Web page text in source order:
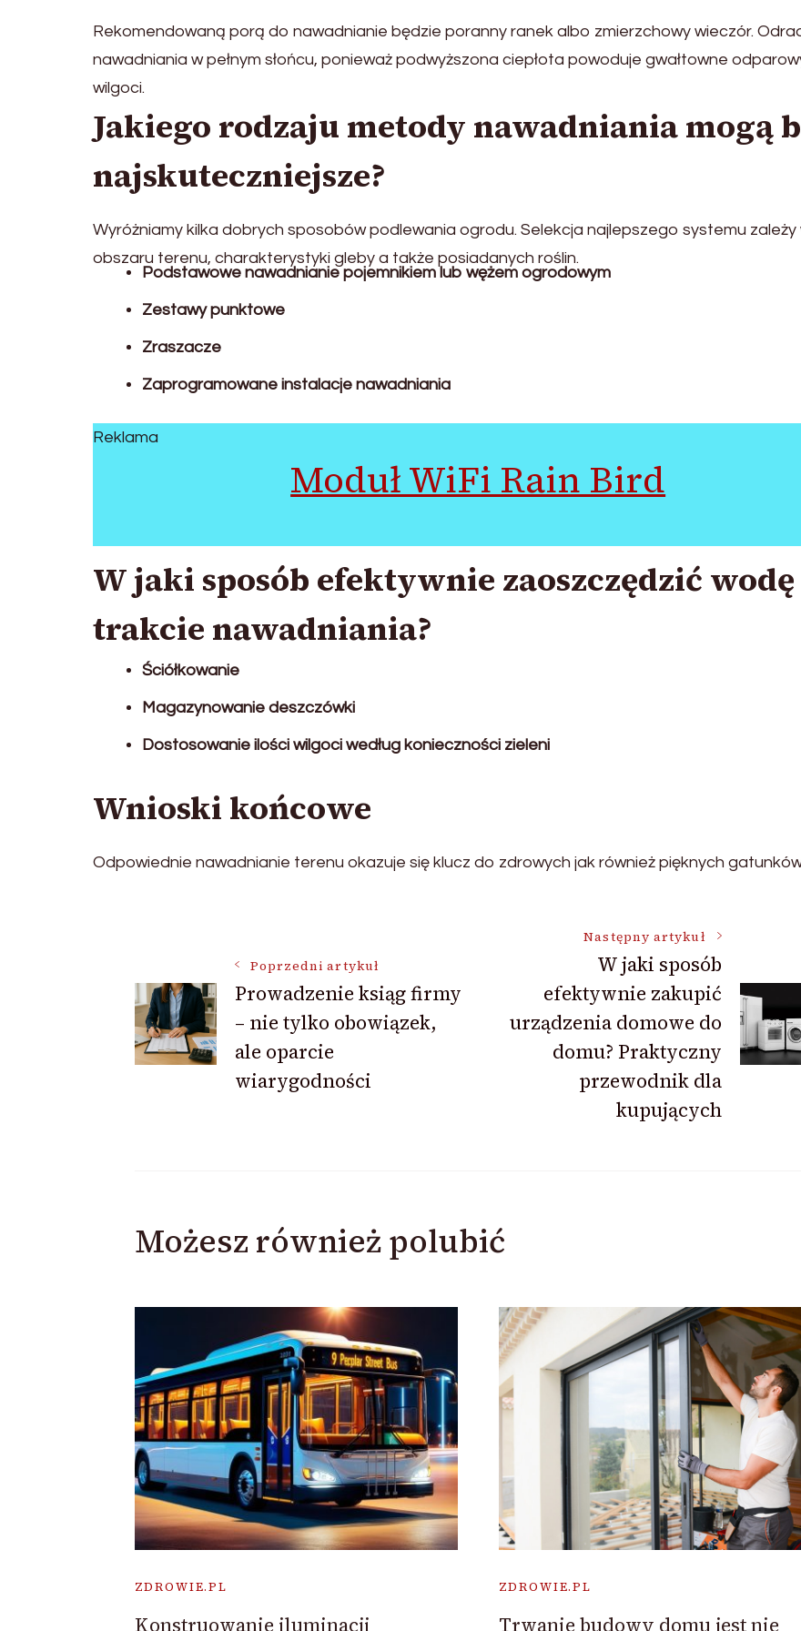
Rekomendowaną porą do nawadnianie będzie poranny ranek albo zmierzchowy wieczór.
nawadniania w pełnym słońcu, ponieważ podwyższona ciepłota powoduje gwałtowne
wilgoci.
Jakiego rodzaju metody nawadniania mogą
najskuteczniejsze?
Wyróżniamy kilka dobrych sposobów podlewania ogrodu. Selekcja najlepszego systemu zależy
obszaru terenu, charakterystyki gleby a także posiadanych roślin.
Podstawowe nawadnianie pojemnikiem lub wężem ogrodowym
Zestawy punktowe
Zraszacze
Zaprogramowane instalacje nawadniania
Reklama
Moduł WiFi Rain Bird
W jaki sposób efektywnie zaoszczędzić
trakcie nawadniania?
Ściółkowanie
Magazynowanie deszczówki
Dostosowanie ilości wilgoci według konieczności zieleni
Wnioski końcowe
Odpowiednie nawadnianie terenu okazuje się klucz do zdrowych jak również pięknych
Nawigacja
wpisu
Poprzedni artykuł
Prowadzenie ksiąg firmy
– nie tylko obowiązek,
ale oparcie
wiarygodności
Następny artykuł
W jaki sposób
efektywnie zakupić
urządzenia domowe do
domu? Praktyczny
przewodnik dla
kupujących
Możesz również polubić
ZDROWIE.PL
Konstruowanie iluminacji
ZDROWIE.PL
Trwanie budowy domu jest nie